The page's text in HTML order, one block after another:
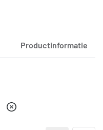
Productinformatie